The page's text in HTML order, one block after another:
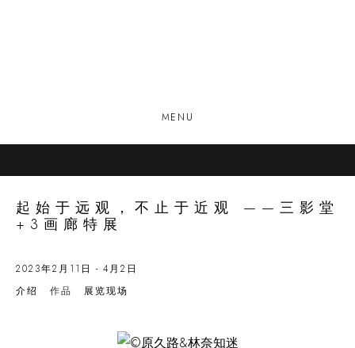
MENU
起始于远观，不止于近观 ——三影堂
+3画廊特展
2023年2月11日 - 4月2日
介绍
作品 展览现场
Open a larger version of the following image in a popup: